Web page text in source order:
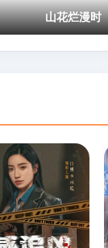
山花烂漫时